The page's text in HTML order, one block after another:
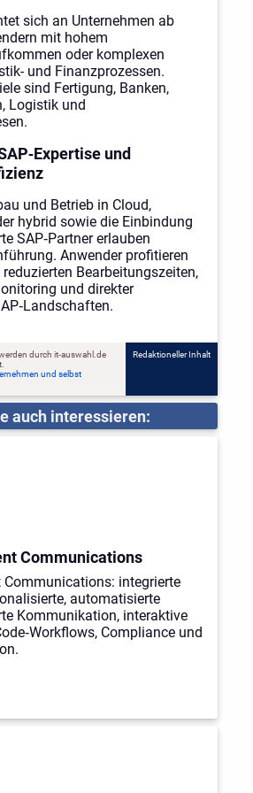
sich an Unternehmen ab
mit hohem
oder komplexen
und Finanzprozessen.
sind Fertigung, Banken,
Logistik und
und
und Betrieb in Cloud,
hybrid sowie die Einbindung
SAP‑Partner erlauben
Anwender profitieren
Bearbeitungszeiten,
und direkter
durch it-auswahl.de
und selbst
Redaktioneller Inhalt
auch interessieren:
Communications
Communications: integrierte
automatisierte
Kommunikation, interaktive
Compliance und